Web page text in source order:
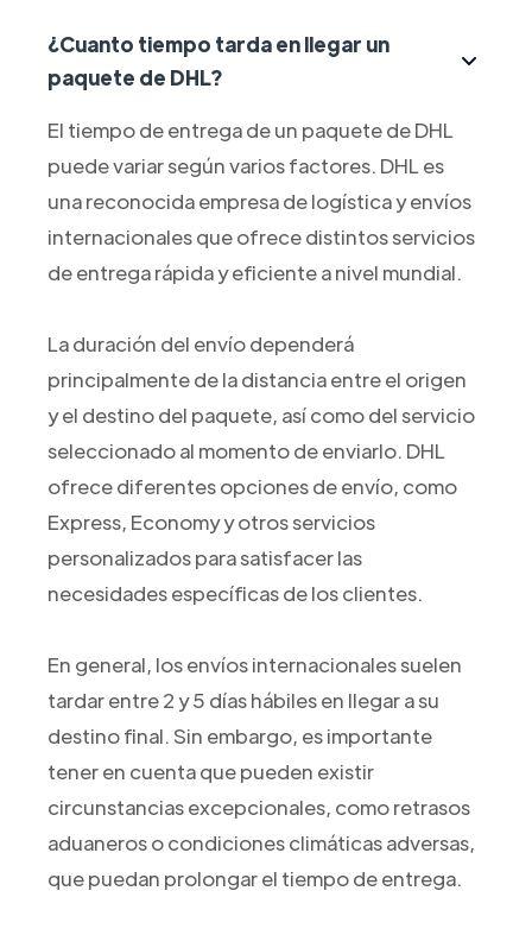
¿Cuanto tiempo tarda en llegar un
paquete de DHL?
El tiempo de entrega de un paquete de DHL
puede variar según varios factores. DHL es
una reconocida empresa de logística y envíos
internacionales que ofrece distintos servicios
de entrega rápida y eficiente a nivel mundial.
La duración del envío dependerá
principalmente de la distancia entre el origen
y el destino del paquete, así como del servicio
seleccionado al momento de enviarlo. DHL
ofrece diferentes opciones de envío, como
Express, Economy y otros servicios
personalizados para satisfacer las
necesidades específicas de los clientes.
En general, los envíos internacionales suelen
tardar entre 2 y 5 días hábiles en llegar a su
destino final. Sin embargo, es importante
tener en cuenta que pueden existir
circunstancias excepcionales, como retrasos
aduaneros o condiciones climáticas adversas,
que puedan prolongar el tiempo de entrega.